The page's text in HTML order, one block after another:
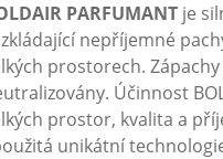
PARFUMANT je
nepříjemné
prostorech.
Účinnost
prostor, kvalita a
unikátní